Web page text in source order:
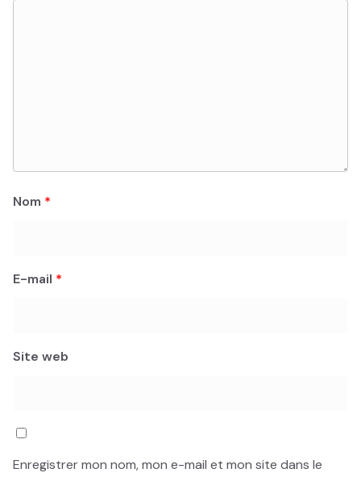
Nom *
E-mail *
Site web
Enregistrer mon nom, mon e-mail et mon site dans le